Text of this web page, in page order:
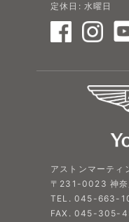
定休日: 水曜日
アストンマーティ
〒231-0023 神奈
TEL. 045-663-
FAX. 045-305-